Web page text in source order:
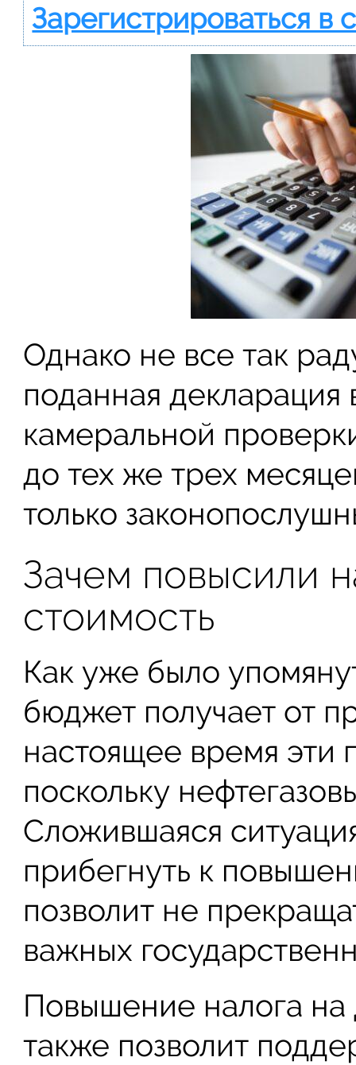
Зарегистрироваться в
Однако не все так
поданная декларация
камеральной
до тех же трех
только
Зачем повысили
стоимость
Как уже было
бюджет получает от
настоящее время эти
поскольку
Сложившаяся
прибегнуть к
позволит не
важных
Повышение налога
также позволит